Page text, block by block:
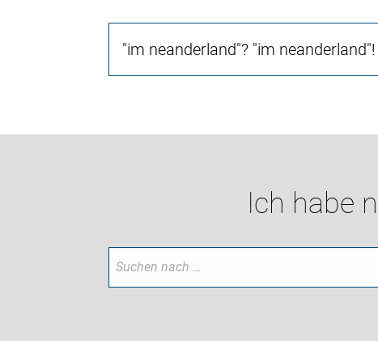
"im neanderland"? "im neanderland"!
Ich habe